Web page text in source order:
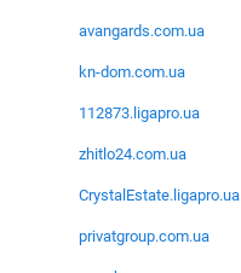
avangards.com.ua
kn-dom.com.ua
112873.ligapro.ua
zhitlo24.com.ua
CrystalEstate.ligapro.ua
privatgroup.com.ua